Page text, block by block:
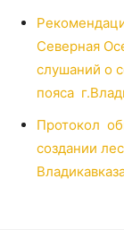
Северная
слушаний о
пояса
Протокол
создании